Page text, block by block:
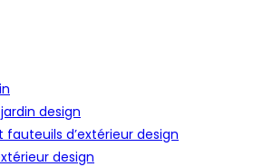
design
fauteuils d’extérieur design
design